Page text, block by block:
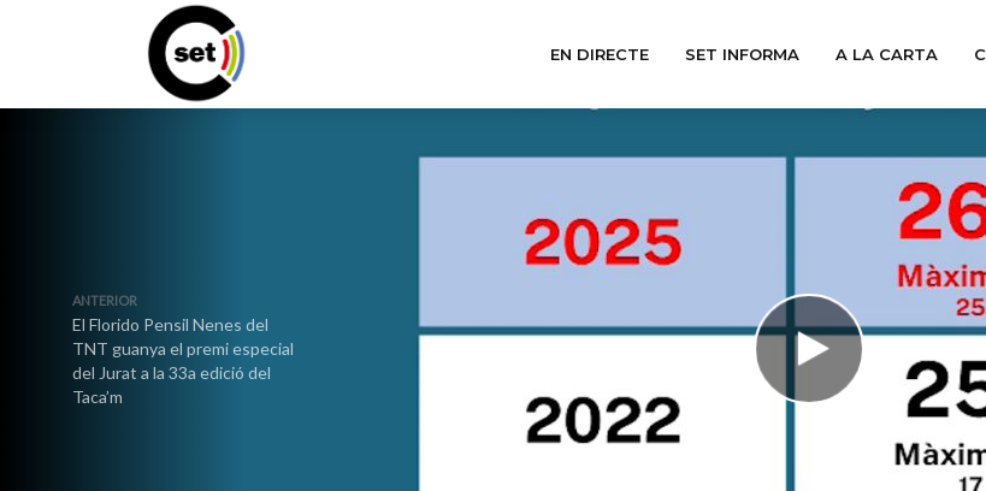
EN DIRECTE SET INFORMA A LA CARTA
ANTERIOR
El Florido Pensil Nenes del
TNT guanya el premi especial
del Jurat a la 33a edició del
Taca’m